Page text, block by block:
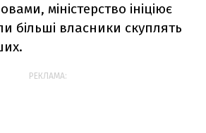
міністерство ініціює
більші власники скуплять
РЕКЛАМА: